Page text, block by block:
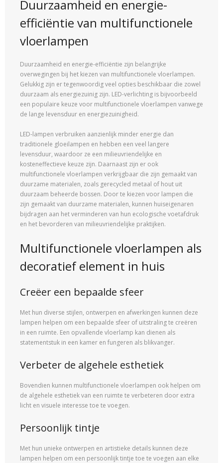
Duurzaamheid en energie-
efficiëntie van multifunctionele
vloerlampen
Duurzaamheid en energie-efficiëntie zijn belangrijke
overwegingen bij het kiezen van multifunctionele vloerlampen.
Gelukkig zijn er tegenwoordig veel opties beschikbaar die zowel
duurzaam als energiezuinig zijn. LED-verlichting is bijvoorbeeld
een populaire keuze voor multifunctionele vloerlampen vanwege
de lange levensduur en energiezuinigheid.
LED-lampen verbruiken aanzienlijk minder energie dan
traditionele gloeilampen en hebben een veel langere
levensduur, waardoor ze een milieuvriendelijke en
kosteneffectieve keuze zijn. Daarnaast zijn er ook
multifunctionele vloerlampen verkrijgbaar die zijn gemaakt van
duurzame materialen, zoals gerecycled metaal of hout uit
duurzaam beheerde bossen. Door te kiezen voor lampen die
zijn gemaakt van duurzame materialen, kunnen huiseigenaren
bijdragen aan het verminderen van hun ecologische voetafdruk
en het bevorderen van milieuvriendelijke praktijken.
Multifunctionele vloerlampen als
decoratief element in huis
Creëer een bepaalde sfeer
Met hun diverse stijlen, ontwerpen en afwerkingen kunnen deze
lampen helpen om een bepaalde sfeer of uitstraling te creëren
in een ruimte. Een opvallende vloerlamp kan dienen als
statementstuk in een kamer en fungeren als blikvanger.
Verbeter de algehele esthetiek
Bovendien kunnen multifunctionele vloerlampen ook helpen om
de algehele esthetiek van een ruimte te verbeteren door extra
licht en visuele interesse toe te voegen.
Persoonlijk tintje
Met hun unieke ontwerpen en artistieke details kunnen deze
lampen helpen om een persoonlijk tintje toe te voegen aan elke